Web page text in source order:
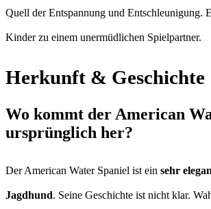
Quell der Entspannung und Entschleunigung.
Kinder zu einem unermüdlichen Spielpartner.
Herkunft & Geschichte
Wo kommt der American
ursprünglich her?
Der American Water Spaniel ist ein sehr
Jagdhund. Seine Geschichte ist nicht klar.